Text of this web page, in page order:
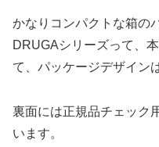
かなりコンパクトな箱の
DRUGAシリーズって、
て、パッケージデザイン
裏面には正規品チェック
います。